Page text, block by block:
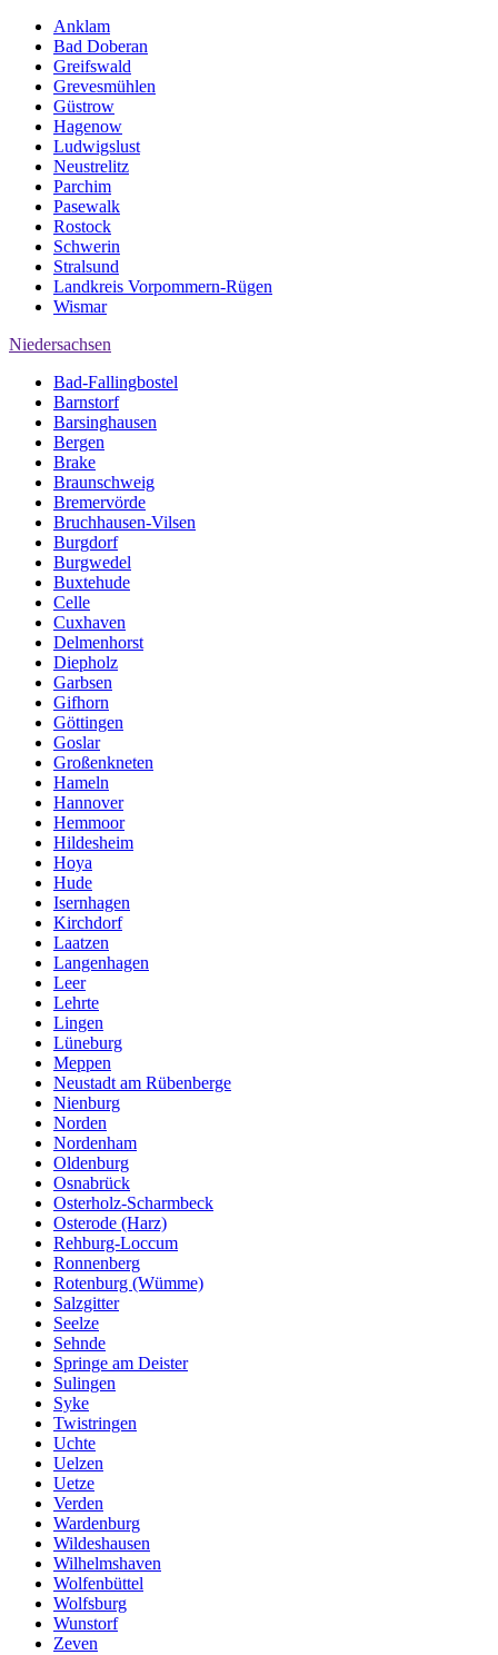
Anklam
Bad Doberan
Greifswald
Grevesmühlen
Güstrow
Hagenow
Ludwigslust
Neustrelitz
Parchim
Pasewalk
Rostock
Schwerin
Stralsund
Landkreis Vorpommern-Rügen
Wismar
Niedersachsen
Bad-Fallingbostel
Barnstorf
Barsinghausen
Bergen
Brake
Braunschweig
Bremervörde
Bruchhausen-Vilsen
Burgdorf
Burgwedel
Buxtehude
Celle
Cuxhaven
Delmenhorst
Diepholz
Garbsen
Gifhorn
Göttingen
Goslar
Großenkneten
Hameln
Hannover
Hemmoor
Hildesheim
Hoya
Hude
Isernhagen
Kirchdorf
Laatzen
Langenhagen
Leer
Lehrte
Lingen
Lüneburg
Meppen
Neustadt am Rübenberge
Nienburg
Norden
Nordenham
Oldenburg
Osnabrück
Osterholz-Scharmbeck
Osterode (Harz)
Rehburg-Loccum
Ronnenberg
Rotenburg (Wümme)
Salzgitter
Seelze
Sehnde
Springe am Deister
Sulingen
Syke
Twistringen
Uchte
Uelzen
Uetze
Verden
Wardenburg
Wildeshausen
Wilhelmshaven
Wolfenbüttel
Wolfsburg
Wunstorf
Zeven